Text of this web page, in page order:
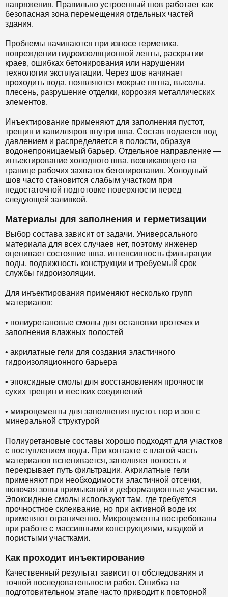
напряжения. Правильно устроенный шов работает как
безопасная зона перемещения отдельных частей
здания.
Проблемы начинаются при износе герметика,
повреждении гидроизоляционной ленты, раскрытии
краев, ошибках бетонирования или нарушении
технологии эксплуатации. Через шов начинает
проходить вода, появляются мокрые пятна, высолы,
плесень, разрушение отделки, коррозия металлических
элементов.
Инъектирование применяют для заполнения пустот,
трещин и капилляров внутри шва. Состав подается под
давлением и распределяется в полости, образуя
водонепроницаемый барьер. Отдельное направление —
инъектирование холодного шва, возникающего на
границе рабочих захваток бетонирования. Холодный
шов часто становится слабым участком при
недостаточной подготовке поверхности перед
следующей заливкой.
Материалы для заполнения и герметизации
Выбор состава зависит от задачи. Универсального
материала для всех случаев нет, поэтому инженер
оценивает состояние шва, интенсивность фильтрации
воды, подвижность конструкции и требуемый срок
службы гидроизоляции.
Для инъектирования применяют несколько групп
материалов:
• полиуретановые смолы для остановки протечек и
заполнения влажных полостей
• акрилатные гели для создания эластичного
гидроизоляционного барьера
• эпоксидные смолы для восстановления прочности
сухих трещин и жестких соединений
• микроцементы для заполнения пустот, пор и зон с
минеральной структурой
Полиуретановые составы хорошо подходят для участков
с поступлением воды. При контакте с влагой часть
материалов вспенивается, заполняет полость и
перекрывает путь фильтрации. Акрилатные гели
применяют при необходимости эластичной отсечки,
включая зоны примыканий и деформационные участки.
Эпоксидные смолы используют там, где требуется
прочностное склеивание, но при активной воде их
применяют ограниченно. Микроцементы востребованы
при работе с массивными конструкциями, кладкой и
пористыми участками.
Как проходит инъектирование
Качественный результат зависит от обследования и
точной последовательности работ. Ошибка на
подготовительном этапе часто приводит к повторной